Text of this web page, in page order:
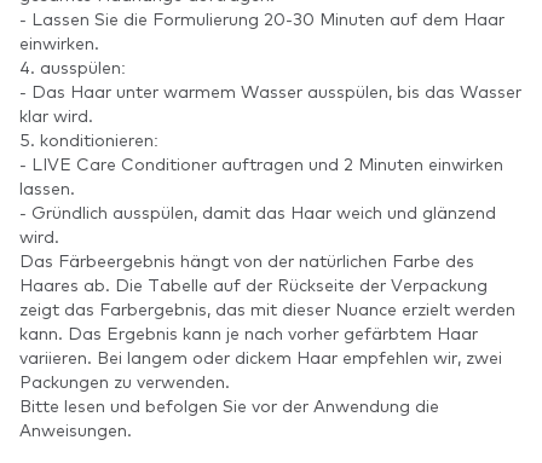
- Lassen Sie die Formulierung 20-30 Minuten auf dem Haar
einwirken.
4. ausspülen:
- Das Haar unter warmem Wasser ausspülen, bis das Wasser
klar wird.
5. konditionieren:
- LIVE Care Conditioner auftragen und 2 Minuten einwirken
lassen.
- Gründlich ausspülen, damit das Haar weich und glänzend
wird.
Das Färbeergebnis hängt von der natürlichen Farbe des
Haares ab. Die Tabelle auf der Rückseite der Verpackung
zeigt das Farbergebnis, das mit dieser Nuance erzielt werden
kann. Das Ergebnis kann je nach vorher gefärbtem Haar
variieren. Bei langem oder dickem Haar empfehlen wir, zwei
Packungen zu verwenden.
Bitte lesen und befolgen Sie vor der Anwendung die
Anweisungen.